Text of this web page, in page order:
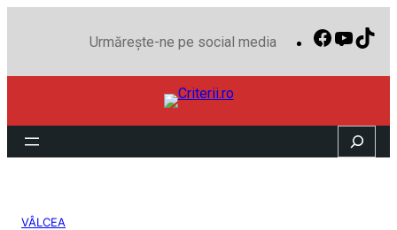
Urmărește-ne pe social media Facebook
Search
VÂLCEA